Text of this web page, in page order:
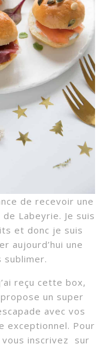
de recevoir une
Labeyrie. Je suis
et donc je suis
aujourd’hui une
reçu cette box,
un super
avec vos
exceptionnel. Pour
vous inscrivez sur